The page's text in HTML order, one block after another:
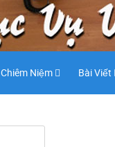
Chiêm Niệm Bài Viết